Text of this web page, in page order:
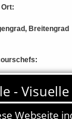
Ort:
Breitengrad